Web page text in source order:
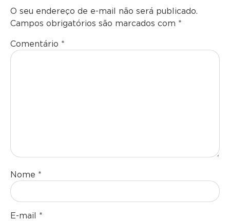
O seu endereço de e-mail não será publicado.
Campos obrigatórios são marcados com *
Comentário *
Nome *
E-mail *